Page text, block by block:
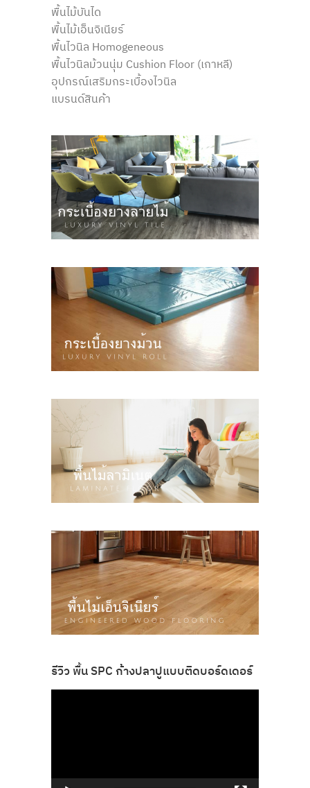
พื้นไม้บันได
พื้นไม้เอ็นจิเนียร์
พื้นไวนิล Homogeneous
พื้นไวนิลม้วนนุ่ม Cushion Floor (เกาหลี)
อุปกรณ์เสริมกระเบื้องไวนิล
แบรนด์สินค้า
รีวิว พื้น SPC ก้างปลาปูแบบติดบอร์ดเดอร์